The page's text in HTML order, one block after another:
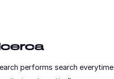
performs search everytime